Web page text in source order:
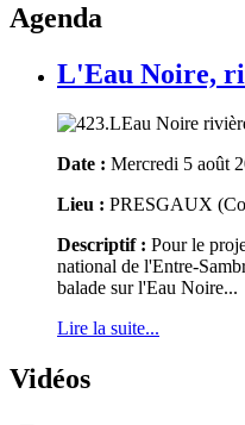
Agenda
L'Eau Noire,
Date : Mercredi 5 août
Lieu : PRESGAUX
Descriptif : Pour le
national de l'Entre-
balade sur l'Eau Noire...
Lire la suite...
Vidéos